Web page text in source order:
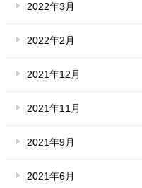
2022年3月
2022年2月
2021年12月
2021年11月
2021年9月
2021年6月